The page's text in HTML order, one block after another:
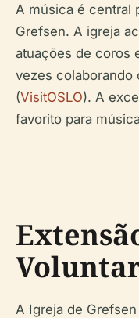
A música é central
Grefsen. A igreja
atuações de coros
vezes colaborando
(VisitOSLO). A
favorito para
A Igreja de